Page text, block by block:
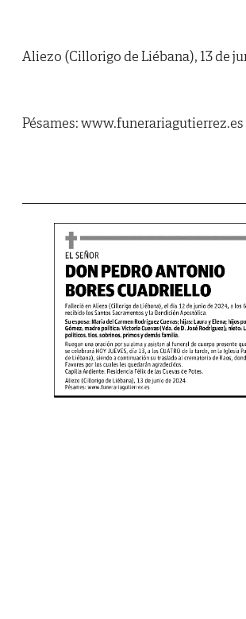
Aliezo (Cillorigo de Liébana), 13 de
Pésames: www.funerariagutierrez.es